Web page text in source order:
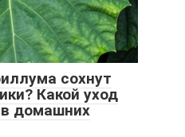
сохнут
Какой уход
домашних